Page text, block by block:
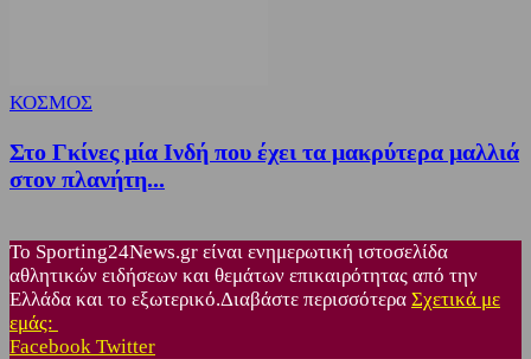
ΚΟΣΜΟΣ
Στο Γκίνες μία Ινδή που έχει τα μακρύτερα μαλλιά
στον πλανήτη...
Το Sporting24News.gr είναι ενημερωτική ιστοσελίδα
αθλητικών ειδήσεων και θεμάτων επικαιρότητας από την
Ελλάδα και το εξωτερικό.Διαβάστε περισσότερα Σχετικά με
εμάς:
Facebook Twitter